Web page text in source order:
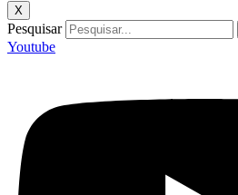
X
Pesquisar
Youtube